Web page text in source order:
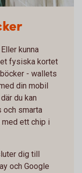
kunna
fysiska kortet
- wallets
din mobil
du kan
och smarta
ett chip i
dig till
och Google